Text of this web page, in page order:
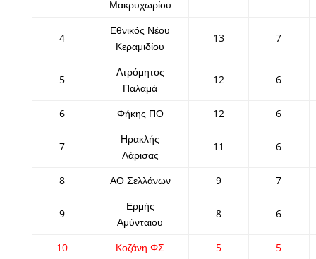
Μακρυχωρίου
4
Εθνικός Νέου
Κεραμιδίου
13 7
5
Ατρόμητος
Παλαμά
12 6
6 Φήκης ΠΟ 12 6
7
Ηρακλής
Λάρισας
11 6
8 ΑΟ Σελλάνων 9 7
9
Ερμής
Αμύνταιου
8 6
10 Κοζάνη ΦΣ 5 5